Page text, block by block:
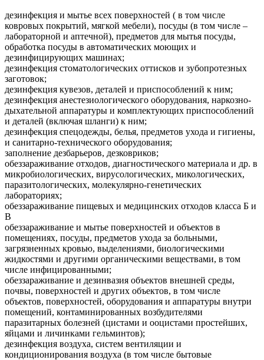
дезинфекция и мытье всех поверхностей ( в том числе
ковровых покрытий, мягкой мебели), посуды (в том числе –
лабораторной и аптечной), предметов для мытья посуды,
обработка посуды в автоматических моющих и
дезинфицирующих машинах;
дезинфекция стоматологических оттисков и зубопротезных
заготовок;
дезинфекция кувезов, деталей и приспособлений к ним;
дезинфекция анестезиологического оборудования, наркозно-
дыхательной аппаратуры и комплектующих приспособлений
и деталей (включая шланги) к ним;
дезинфекция спецодежды, белья, предметов ухода и гигиены,
и санитарно-технического оборудования;
заполнение дезбарьеров, дезковриков;
обеззараживание отходов, диагностического материала и др. в
микробиологических, вирусологических, микологических,
паразитологических, молекулярно-генетических
лабораториях;
обеззараживание пищевых и медицинских отходов класса Б и
В
обеззараживание и мытье поверхностей и объектов в
помещениях, посуды, предметов ухода за больными,
загрязненных кровью, выделениями, биологическими
жидкостями и другими органическими веществами, в том
числе инфицированными;
обеззараживание и дезинвазия объектов внешней среды,
почвы, поверхностей и других объектов, в том числе
объектов, поверхностей, оборудования и аппаратуры внутри
помещений, контаминированных возбудителями
паразитарных болезней (цистами и ооцистами простейших,
яйцами и личинками гельминтов);
дезинфекция воздуха, систем вентиляции и
кондиционирования воздуха (в том числе бытовые